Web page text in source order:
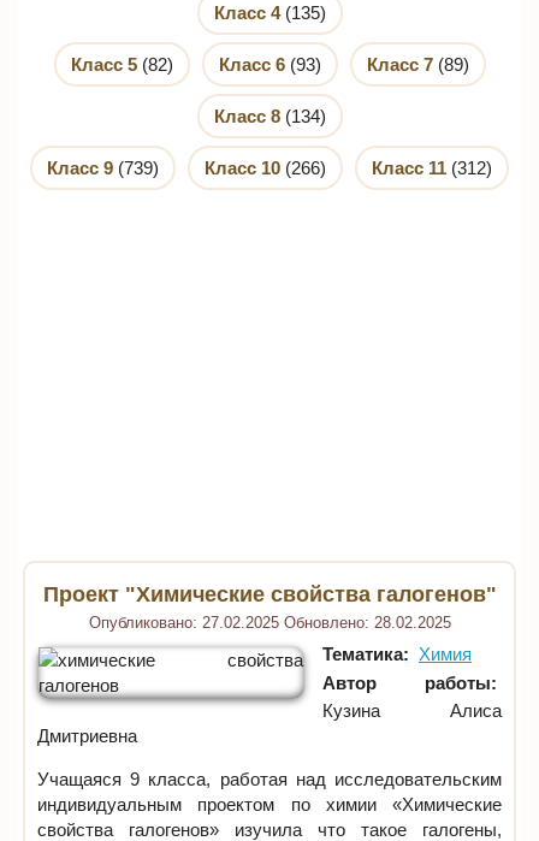
Класс 4(135)
Класс 5(82) Класс 6(93) Класс 7(89)
Класс 8(134)
Класс 9 (739) Класс 10 (266) Класс 11 (312)
Проект "Химические свойства галогенов"
Опубликовано: 27.02.2025 Обновлено: 28.02.2025
Тематика: Химия
Автор работы:
Кузина Алиса
Дмитриевна
Учащаяся 9 класса, работая над исследовательским
индивидуальным проектом по химии «Химические
свойства галогенов» изучила что такое галогены,